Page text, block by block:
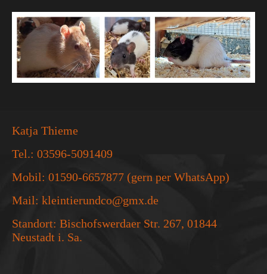
Katja Thieme
Tel.: 03596-5091409
Mobil: 01590-6657877 (gern per WhatsApp)
Mail: kleintierundco@gmx.de
Standort: Bischofswerdaer Str. 267, 01844
Neustadt i. Sa.